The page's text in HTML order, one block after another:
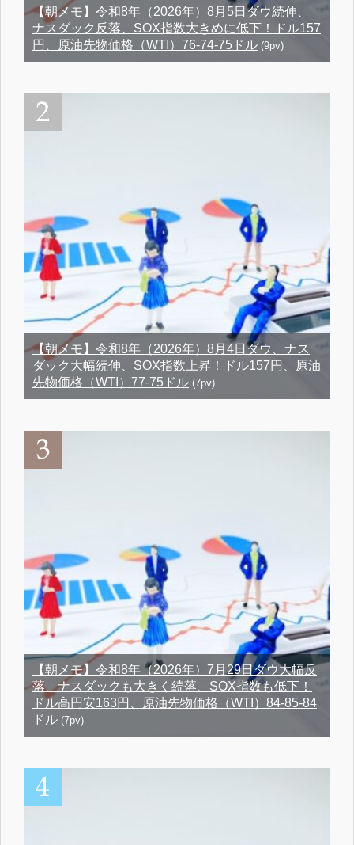
【朝メモ】令和8年（2026年）8月5日ダウ続伸、
ナスダック反落、SOX指数大きめに低下！ドル157
円、原油先物価格（WTI）76-74-75ドル (9pv)
【朝メモ】令和8年（2026年）8月4日ダウ、ナス
ダック大幅続伸、SOX指数上昇！ドル157円、原油
先物価格（WTI）77-75ドル (7pv)
【朝メモ】令和8年（2026年）7月29日ダウ大幅反
落、ナスダックも大きく続落、SOX指数も低下！
ドル高円安163円、原油先物価格（WTI）84-85-84
ドル (7pv)